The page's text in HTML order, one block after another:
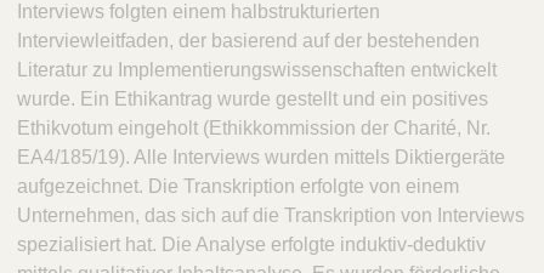
Interviews folgten einem halbstrukturierten
Interviewleitfaden, der basierend auf der bestehenden
Literatur zu Implementierungswissenschaften entwickelt
wurde. Ein Ethikantrag wurde gestellt und ein positives
Ethikvotum eingeholt (Ethikkommission der Charité, Nr.
EA4/185/19). Alle Interviews wurden mittels Diktiergeräte
aufgezeichnet. Die Transkription erfolgte von einem
Unternehmen, das sich auf die Transkription von Interviews
spezialisiert hat. Die Analyse erfolgte induktiv-deduktiv